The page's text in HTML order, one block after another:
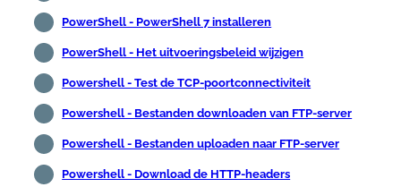
PowerShell - PowerShell 7 installeren
PowerShell - Het uitvoeringsbeleid wijzigen
Powershell - Test de TCP-poortconnectiviteit
Powershell - Bestanden downloaden van FTP-server
Powershell - Bestanden uploaden naar FTP-server
Powershell - Download de HTTP-headers